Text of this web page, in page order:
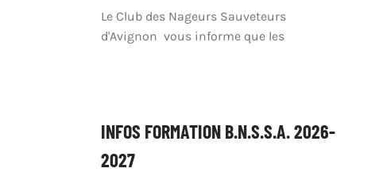
Le Club des Nageurs Sauveteurs
d'Avignon vous informe que les
INFOS FORMATION B.N.S.S.A. 2026-
2027